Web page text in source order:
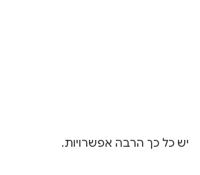
יש כל כך הרבה אפשרויות.